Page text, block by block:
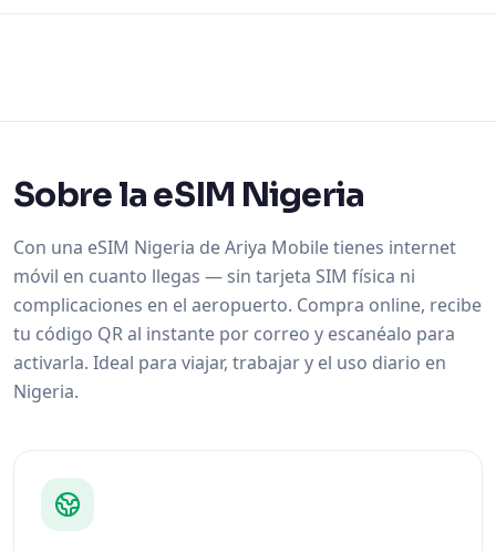
Sobre la eSIM Nigeria
Con una eSIM Nigeria de Ariya Mobile tienes internet
móvil en cuanto llegas — sin tarjeta SIM física ni
complicaciones en el aeropuerto. Compra online, recibe
tu código QR al instante por correo y escanéalo para
activarla. Ideal para viajar, trabajar y el uso diario en
Nigeria.